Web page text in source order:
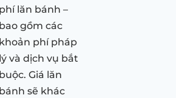
phí lăn bánh –
bao gồm các
khoản phí pháp
lý và dịch vụ bắt
buộc. Giá lăn
bánh sẽ khác